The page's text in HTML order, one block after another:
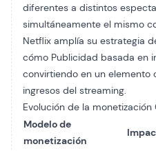
diferentes a distintos
simultáneamente el mismo
Netflix amplía su estrategia
cómo Publicidad basada en
convirtiendo en un elemento
ingresos del streaming.
Evolución de la monetización
Modelo de
monetización